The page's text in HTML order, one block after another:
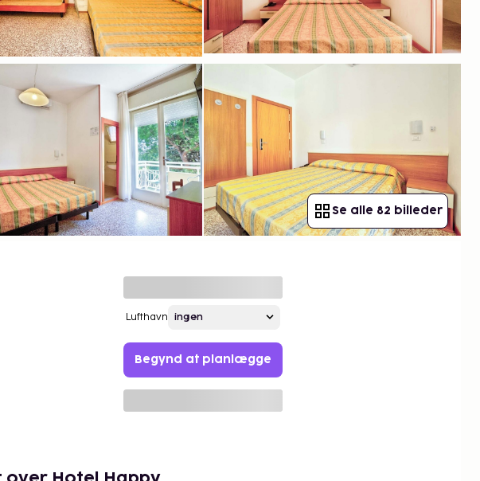
Se alle 82 billeder
Lufthavn
Begynd at planlægge